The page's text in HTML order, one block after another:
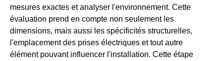
mesures exactes et analyser l'environnement. Cette
évaluation prend en compte non seulement les
dimensions, mais aussi les spécificités structurelles,
l'emplacement des prises électriques et tout autre
élément pouvant influencer l'installation. Cette étape